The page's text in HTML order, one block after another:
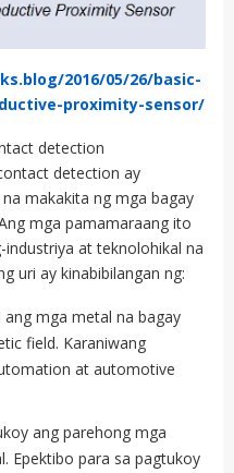
2016/05/26/basic-
proximity-sensor/
detection
detection ay
makakita ng mga bagay
mga pamamaraang ito
at teknolohikal na
uri ay kinabibilangan ng:
ang mga metal na bagay
field. Karaniwang
at automotive
ang parehong mga
Epektibo para sa pagtukoy